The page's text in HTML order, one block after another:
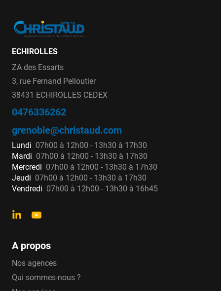
ECHIROLLES
ZA des Essarts
3, rue Fernand Pelloutier
38431 ECHIROLLES CEDEX
0476336262
grenoble@christaud.com
Lundi 07h00 à 12h00 - 13h30 à 17h30
Mardi 07h00 à 12h00 - 13h30 à 17h30
Mercredi 07h00 à 12h00 - 13h30 à 17h30
Jeudi 07h00 à 12h00 - 13h30 à 17h30
Vendredi 07h00 à 12h00 - 13h30 à 16h45
A propos
Nos agences
Qui sommes-nous ?